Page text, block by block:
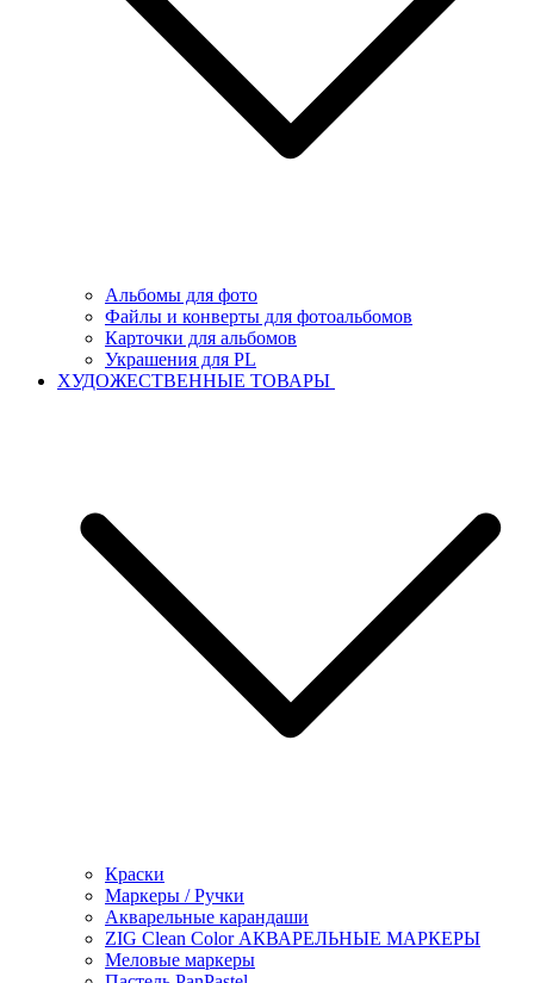
Альбомы для фото
Файлы и конверты для фотоальбомов
Карточки для альбомов
Украшения для PL
ХУДОЖЕСТВЕННЫЕ ТОВАРЫ
Краски
Маркеры / Ручки
Акварельные карандаши
ZIG Clean Color АКВАРЕЛЬНЫЕ МАРКЕРЫ
Меловые маркеры